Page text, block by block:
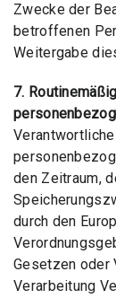
Zwecke der
betroffenen
Weitergabe
7.
den Zeitraum,
durch den
Gesetzen oder
Verarbeitung